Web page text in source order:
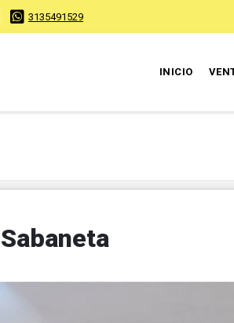
3135491529
INICIO